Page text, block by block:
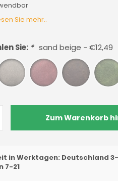
Sie mehr..
Sie: * sand beige - €12,49
Zum Warenkorb
in Werktagen: Deutschland
7-21